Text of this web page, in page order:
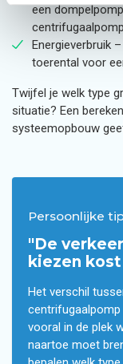
een
centrifugaalpomp
Energieverbruik
toerental voor
Twijfel je welk type
situatie? Een
systeemopbouw
Persoonlijke
"De
kiezen
Het verschil
vooral in de plek
naartoe moet